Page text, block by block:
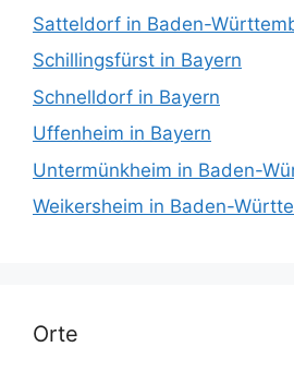
Satteldorf in Baden-
Schillingsfürst in Bayern
Schnelldorf in Bayern
Uffenheim in Bayern
Untermünkheim in Baden-
Weikersheim in Baden-
Orte